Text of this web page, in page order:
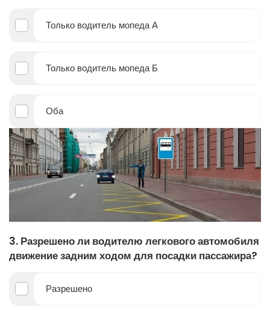
Только водитель мопеда А
Только водитель мопеда Б
Оба
3. Разрешено ли водителю легкового автомобиля
движение задним ходом для посадки пассажира?
Разрешено